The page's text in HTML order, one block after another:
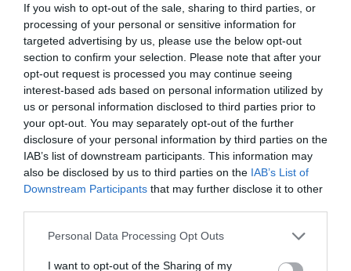
If you wish to opt-out of the sale, sharing to third parties, or
processing of your personal or sensitive information for
targeted advertising by us, please use the below opt-out
section to confirm your selection. Please note that after your
opt-out request is processed you may continue seeing
interest-based ads based on personal information utilized by
us or personal information disclosed to third parties prior to
your opt-out. You may separately opt-out of the further
disclosure of your personal information by third parties on the
IAB’s list of downstream participants. This information may
also be disclosed by us to third parties on the IAB’s List of
Downstream Participants that may further disclose it to other
Please note that this website/app uses one or more Google
not limited to your visit or usage behaviour. You may click to
Personal Data Processing Opt Outs
I want to opt-out of the Sharing of my
ΠΑΝΑΘΗΝΑΪΚΟΣ
: Στιλ, Μέστο, Ταυλαρίδης, Μολέδο,
Νάνο, Κουτρουμπής (41’ Λέτο), Ζέκα, Λουντ,
Βιγιαφάνιες, Μπεργκ, Μπουμάλ (46’ Αμπέντ).